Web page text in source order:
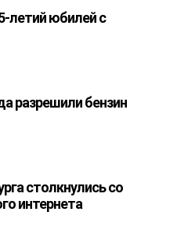
летий юбилей с
разрешили бензин
столкнулись со
интернета